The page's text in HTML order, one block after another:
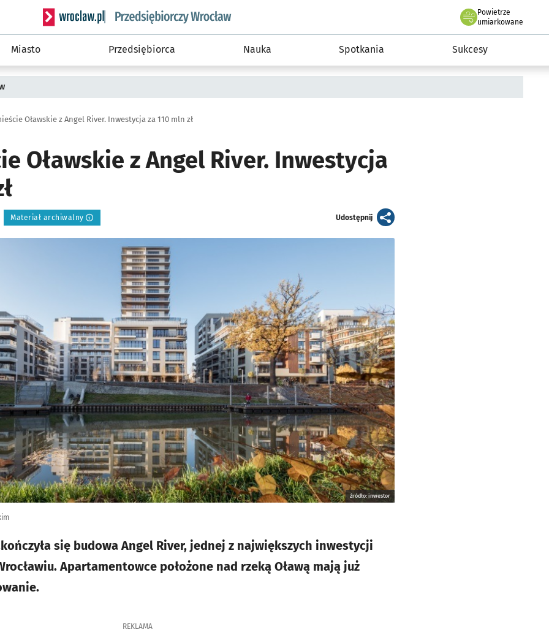
Serwis informacyjny wroclaw.pl podserwis: Strategia rozwoju przedsiębiorczości miasta Wrocławia
Powietrze
we Wrocławiu
umiarkowane
Miasto Przedsiębiorca Nauka Spotkania Sukcesy
Oławskie z Angel River. Inwestycja za 110 mln zł
Oławskie z Angel River. Inwestycja
Materiał archiwalny Udostępnijartykuł
źródło: inwestor
się budowa Angel River, jednej z największych inwestycji
Apartamentowce położone nad rzeką Oławą mają już
REKLAMA